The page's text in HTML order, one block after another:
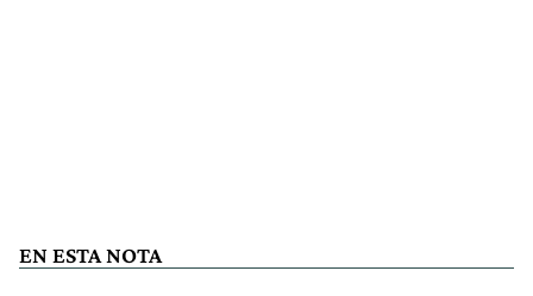
EN ESTA NOTA